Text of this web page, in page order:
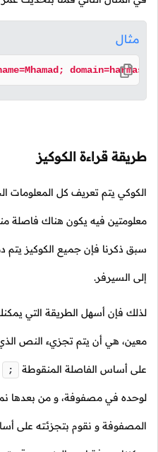
مثال
طريقة قراءة الكوكيز
الكوكي يتم تعريف كل
معلومتين فيه يكون هناك فاصلة
سبق ذكرنا فإن جميع الكوكيز
إلى السيرفر.
لذلك فإن أسهل الطريقة التي
معين، هي أن يتم تجزيء النص
على أساس الفاصلة المنقوطة ;
لوحده في مصفوفة، و من بعدها
المصفوفة و نقوم بتجزئته على